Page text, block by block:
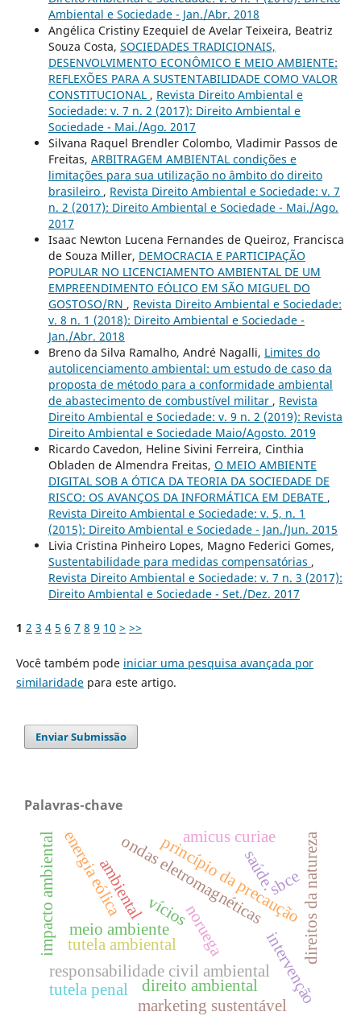
Ambiental e Sociedade - Jan./Abr. 2018
Angélica Cristiny Ezequiel de Avelar Teixeira, Beatriz
Souza Costa, SOCIEDADES TRADICIONAIS,
DESENVOLVIMENTO ECONÔMICO E MEIO AMBIENTE:
REFLEXÕES PARA A SUSTENTABILIDADE COMO VALOR
CONSTITUCIONAL , Revista Direito Ambiental e
Sociedade: v. 7 n. 2 (2017): Direito Ambiental e
Sociedade - Mai./Ago. 2017
Silvana Raquel Brendler Colombo, Vladimir Passos de
Freitas, ARBITRAGEM AMBIENTAL condições e
limitações para sua utilização no âmbito do direito
brasileiro , Revista Direito Ambiental e Sociedade: v. 7
n. 2 (2017): Direito Ambiental e Sociedade - Mai./Ago.
2017
Isaac Newton Lucena Fernandes de Queiroz, Francisca
de Souza Miller, DEMOCRACIA E PARTICIPAÇÃO
POPULAR NO LICENCIAMENTO AMBIENTAL DE UM
EMPREENDIMENTO EÓLICO EM SÃO MIGUEL DO
GOSTOSO/RN , Revista Direito Ambiental e Sociedade:
v. 8 n. 1 (2018): Direito Ambiental e Sociedade -
Jan./Abr. 2018
Breno da Silva Ramalho, André Nagalli, Limites do
autolicenciamento ambiental: um estudo de caso da
proposta de método para a conformidade ambiental
de abastecimento de combustível militar , Revista
Direito Ambiental e Sociedade: v. 9 n. 2 (2019): Revista
Direito Ambiental e Sociedade Maio/Agosto. 2019
Ricardo Cavedon, Heline Sivini Ferreira, Cinthia
Obladen de Almendra Freitas, O MEIO AMBIENTE
DIGITAL SOB A ÓTICA DA TEORIA DA SOCIEDADE DE
RISCO: OS AVANÇOS DA INFORMÁTICA EM DEBATE ,
Revista Direito Ambiental e Sociedade: v. 5, n. 1
(2015): Direito Ambiental e Sociedade - Jan./Jun. 2015
Livia Cristina Pinheiro Lopes, Magno Federici Gomes,
Sustentabilidade para medidas compensatórias ,
Revista Direito Ambiental e Sociedade: v. 7 n. 3 (2017):
Direito Ambiental e Sociedade - Set./Dez. 2017
1 2 3 4 5 6 7 8 9 10 > >>
Você também pode iniciar uma pesquisa avançada por
similaridadepara este artigo.
Enviar Submissão
Palavras-chave
ambiental
noruega
responsabilidade civil ambiental
meio ambiente
ondas eletromagnéticas
princípio da precaução
saúde.
intervenção
direito ambiental
marketing sustentável
direitos da natureza
amicus curiae
tutela ambiental
energia eólica
impacto ambiental sbce
tutela penal
vícios